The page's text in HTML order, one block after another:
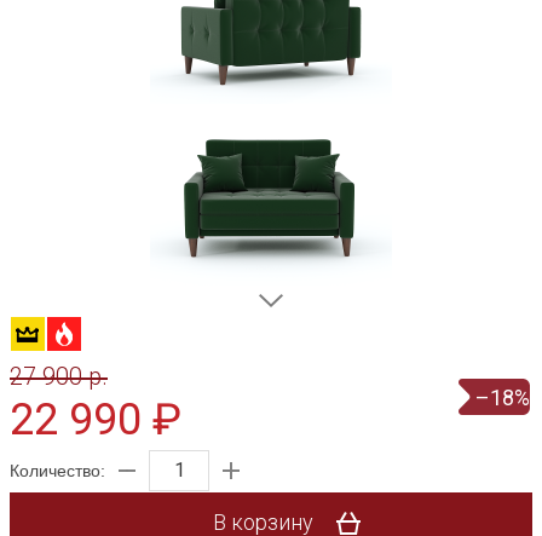
27 900 p.
–18%
22 990 ₽
Количество:
В корзину